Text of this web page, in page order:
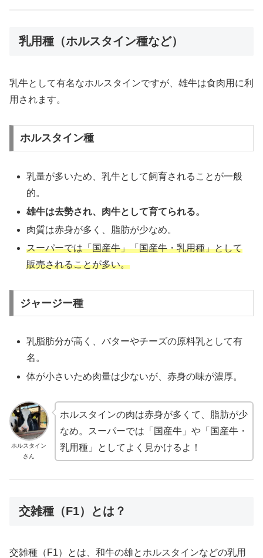
乳用種（ホルスタイン種など）
乳牛として有名なホルスタインですが、雄牛は食肉用に利
用されます。
ホルスタイン種
乳量が多いため、乳牛として飼育されることが一般
的。
雄牛は去勢され、肉牛として育てられる。
肉質は赤身が多く、脂肪が少なめ。
スーパーでは「国産牛」「国産牛・乳用種」として
販売されることが多い。
ジャージー種
乳脂肪分が高く、バターやチーズの原料乳として有
名。
体が小さいため肉量は少ないが、赤身の味が濃厚。
ホルスタイン
さん
ホルスタインの肉は赤身が多くて、脂肪が少
なめ。スーパーでは「国産牛」や「国産牛・
乳用種」としてよく見かけるよ！
交雑種（F1）とは？
交雑種（F1）とは、和牛の雄とホルスタインなどの乳用